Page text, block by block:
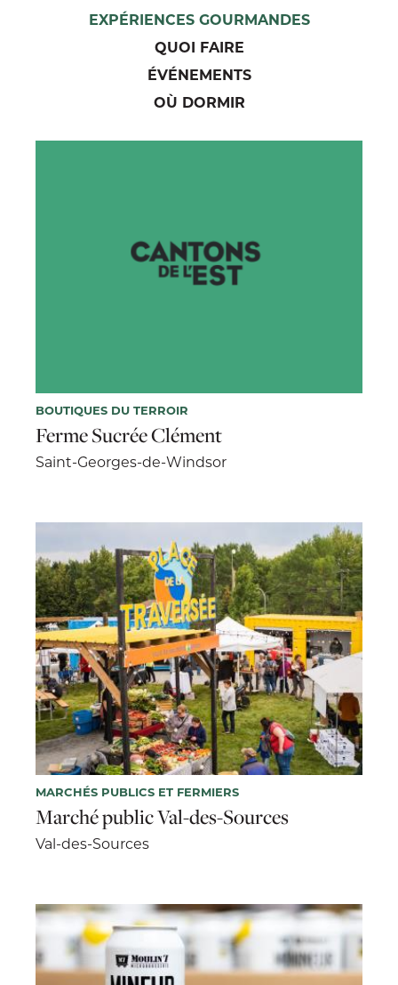
EXPÉRIENCES GOURMANDES
QUOI FAIRE
ÉVÉNEMENTS
OÙ DORMIR
BOUTIQUES DU TERROIR
Ferme Sucrée Clément
Saint-Georges-de-Windsor
MARCHÉS PUBLICS ET FERMIERS
Marché public Val-des-Sources
Val-des-Sources